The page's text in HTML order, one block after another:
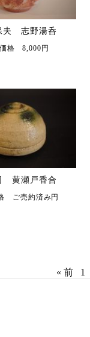
夫 志野湯呑
格 8,000円
黄瀬戸香合
ご売約済み円
« 前 1